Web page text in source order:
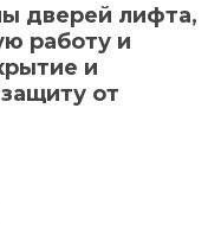
дверей лифта,
работу и
и
от